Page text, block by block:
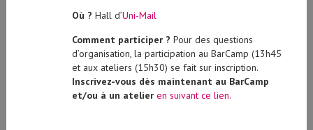
Où ? Hall d’Uni-Mail
Comment participer ? Pour des questions
d’organisation, la participation au BarCamp (13h45
et aux ateliers (15h30) se fait sur inscription.
Inscrivez-vous dès maintenant au BarCamp
et/ou à un atelier en suivant ce lien.